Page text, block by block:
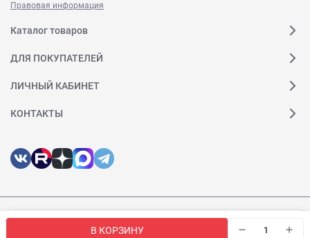
В КОРЗИНУ
Правовая информация
Каталог товаров
ДЛЯ ПОКУПАТЕЛЕЙ
ЛИЧНЫЙ КАБИНЕТ
КОНТАКТЫ
OK